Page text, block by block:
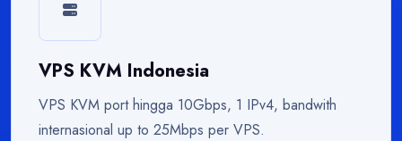
VPS KVM Indonesia
VPS KVM port hingga 10Gbps, 1 IPv4, bandwith
internasional up to 25Mbps per VPS.